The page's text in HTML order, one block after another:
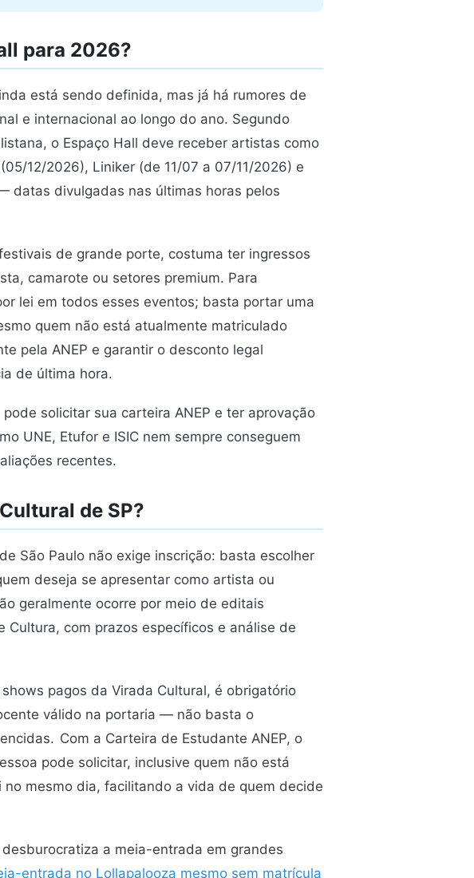
para 2026?
está sendo definida, mas já há rumores de
e internacional ao longo do ano. Segundo
o Espaço Hall deve receber artistas como
12/2026), Liniker (de 11/07 a 07/11/2026) e
datas divulgadas nas últimas horas pelos
de grande porte, costuma ter ingressos
camarote ou setores premium. Para
lei em todos esses eventos; basta portar uma
quem não está atualmente matriculado
pela ANEP e garantir o desconto legal
de última hora.
solicitar sua carteira ANEP e ter aprovação
UNE, Etufor e ISIC nem sempre conseguem
recentes.
de SP?
São Paulo não exige inscrição: basta escolher
deseja se apresentar como artista ou
geralmente ocorre por meio de editais
com prazos específicos e análise de
shows pagos da Virada Cultural, é obrigatório
válido na portaria — não basta o
Com a Carteira de Estudante ANEP, o
pode solicitar, inclusive quem não está
mesmo dia, facilitando a vida de quem decide
a meia-entrada em grandes
entrada no Lollapalooza mesmo sem matrícula